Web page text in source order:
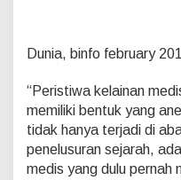
n
h
D
a
i
D
Dunia, binfo february
“Peristiwa kelainan
memiliki bentuk yang
tidak hanya terjadi di
penelusuran sejarah,
medis yang dulu pernah